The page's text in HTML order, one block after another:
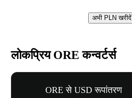
अभी PLN खरीदें
लोकप्रिय ORE कन्वर्टर्स
ORE से USD रूपांतरण